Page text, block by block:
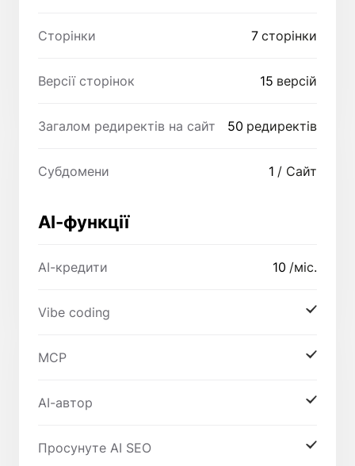
Сторінки 7 сторінки
Версії сторінок 15 версій
Загалом редиректів на сайт 50 редиректів
Субдомени 1 / Сайт
AI-функції
AI-кредити 10 /міс.
Vibe coding
MCP
AI-автор
Просунуте AI SEO